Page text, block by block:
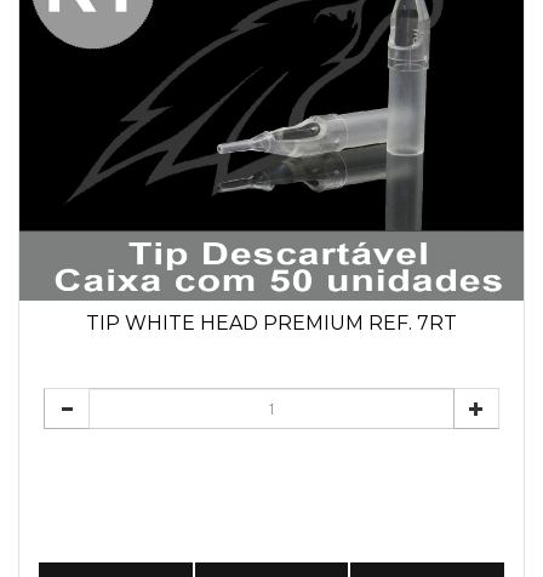
TIP WHITE HEAD PREMIUM REF. 7RT